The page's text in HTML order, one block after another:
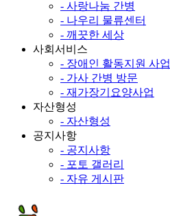
- 사랑나눔 간병
- 나우리 물류센터
- 깨끗한 세상
사회서비스
- 장애인 활동지원 사업
- 가사 간병 방문
- 재가장기요양사업
자산형성
- 자산형성
공지사항
- 공지사항
- 포토 갤러리
- 자유 게시판